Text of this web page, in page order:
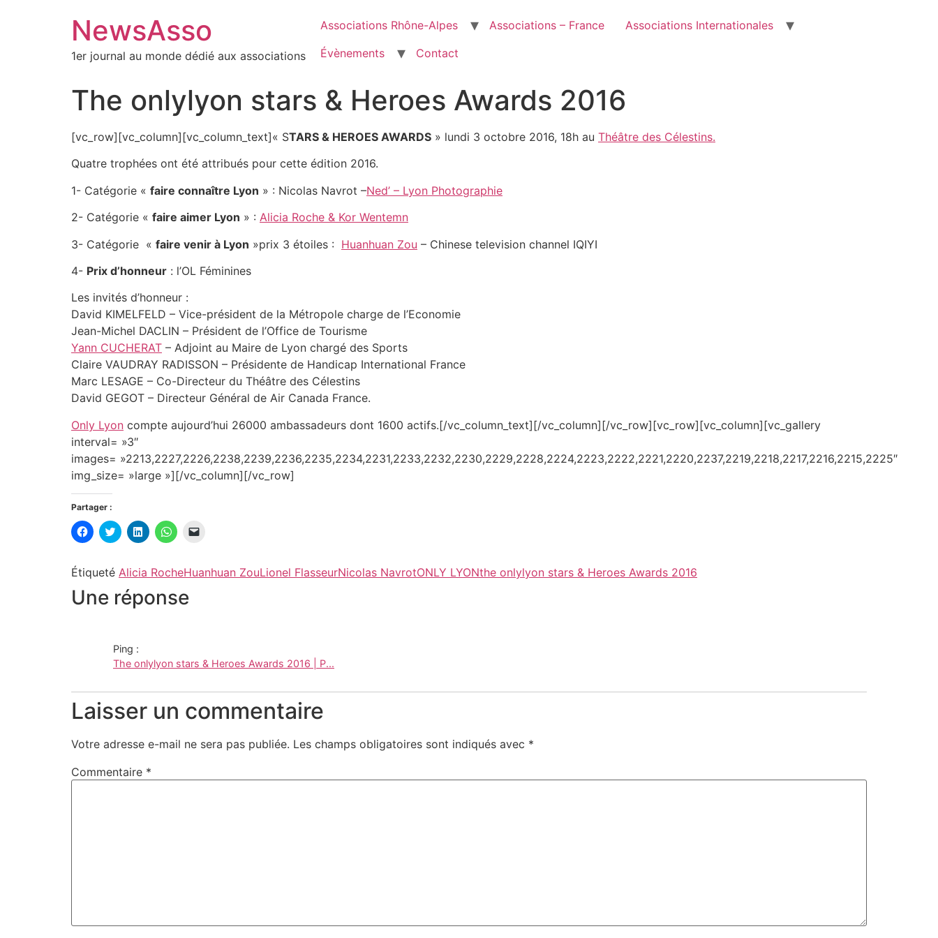
NewsAsso
1er journal au monde dédié aux associations
Associations Rhône-Alpes Associations – France
Associations Internationales
Évènements
Contact
The onlylyon stars & Heroes Awards 2016
[vc_row][vc_column][vc_column_text]« STARS & HEROES AWARDS » lundi 3 octobre 2016, 18h au Théâtre des Célestins.
Quatre trophées ont été attribués pour cette édition 2016.
1- Catégorie « faire connaître Lyon » : Nicolas Navrot –Ned’ – Lyon Photographie
2- Catégorie « faire aimer Lyon » : Alicia Roche & Kor Wentemn
3- Catégorie « faire venir à Lyon »prix 3 étoiles : Huanhuan Zou – Chinese television channel IQIYI
4- Prix d’honneur : l’OL Féminines
Les invités d’honneur :
David KIMELFELD – Vice-président de la Métropole charge de l’Economie
Jean-Michel DACLIN – Président de l’Office de Tourisme
Yann CUCHERAT – Adjoint au Maire de Lyon chargé des Sports
Claire VAUDRAY RADISSON – Présidente de Handicap International France
Marc LESAGE – Co-Directeur du Théâtre des Célestins
David GEGOT – Directeur Général de Air Canada France.
Only Lyon compte aujourd’hui 26000 ambassadeurs dont 1600 actifs.[/vc_column_text][/vc_column][/vc_row][vc_row][vc_column][vc_gallery
interval= »3″
images= »2213,2227,2226,2238,2239,2236,2235,2234,2231,2233,2232,2230,2229,2228,2224,2223,2222,2221,2220,2237,2219,2218,2217,2216,2215,2225″
img_size= »large »][/vc_column][/vc_row]
Partager :
Cliquez
pour
Facebook(ouvre
dans
nouvelle
fenêtre)
Cliquez
pour
Twitter(ouvre
dans
nouvelle
fenêtre)
Cliquez
pour
LinkedIn(ouvre
dans
nouvelle
fenêtre)
Cliquez
pour
WhatsApp(ouvre
dans
nouvelle
fenêtre)
lien
par
fenêtre)
Étiqueté Alicia RocheHuanhuan ZouLionel FlasseurNicolas NavrotONLY LYONthe onlylyon stars & Heroes Awards 2016
Une réponse
Ping :
The onlylyon stars & Heroes Awards 2016 | P...
Laisser un commentaire
Votre adresse e-mail ne sera pas publiée. Les champs obligatoires sont indiqués avec *
Commentaire *